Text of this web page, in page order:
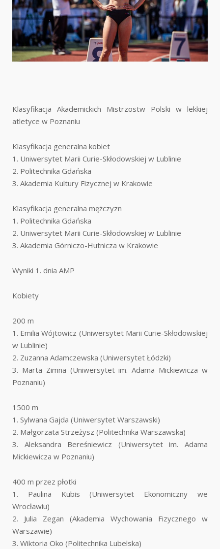
Klasyfikacja Akademickich Mistrzostw Polski w lekkiej
atletyce w Poznaniu
Klasyfikacja generalna kobiet
1. Uniwersytet Marii Curie-Skłodowskiej w Lublinie
2. Politechnika Gdańska
3. Akademia Kultury Fizycznej w Krakowie
Klasyfikacja generalna mężczyzn
1. Politechnika Gdańska
2. Uniwersytet Marii Curie-Skłodowskiej w Lublinie
3. Akademia Górniczo-Hutnicza w Krakowie
Wyniki 1. dnia AMP
Kobiety
200 m
1. Emilia Wójtowicz (Uniwersytet Marii Curie-Skłodowskiej
w Lublinie)
2. Zuzanna Adamczewska (Uniwersytet Łódzki)
3. Marta Zimna (Uniwersytet im. Adama Mickiewicza w
Poznaniu)
1500 m
1. Sylwana Gajda (Uniwersytet Warszawski)
2. Małgorzata Strzeżysz (Politechnika Warszawska)
3. Aleksandra Bereśniewicz (Uniwersytet im. Adama
Mickiewicza w Poznaniu)
400 m przez płotki
1. Paulina Kubis (Uniwersytet Ekonomiczny we
Wrocławiu)
2. Julia Zegan (Akademia Wychowania Fizycznego w
Warszawie)
3. Wiktoria Oko (Politechnika Lubelska)